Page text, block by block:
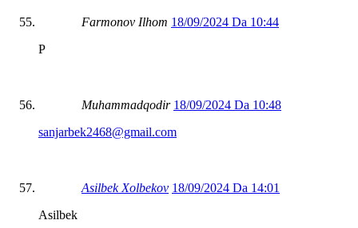
Farmonov Ilhom 18/09/2024 Da 10:44
P
Muhammadqodir 18/09/2024 Da 10:48
sanjarbek2468@gmail.com
Asilbek Xolbekov 18/09/2024 Da 14:01
Asilbek